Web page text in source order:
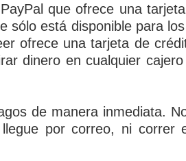
que ofrece una
sólo está disponible para
ofrece una tarjeta de
dinero en cualquier
de manera inmediata.
por correo, ni correr